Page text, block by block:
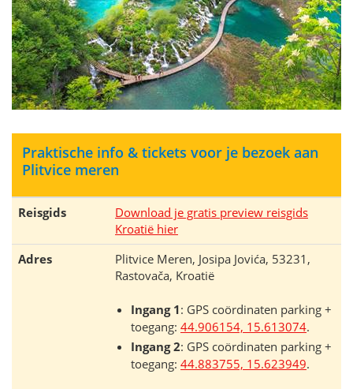
Praktische info & tickets voor je bezoek aan
Plitvice meren
Reisgids
Download je gratis preview reisgids
Kroatië hier
Adres
Plitvice Meren, Josipa Jovića, 53231,
Rastovača, Kroatië
Ingang 1: GPS coördinaten parking +
toegang: 44.906154, 15.613074.
Ingang 2: GPS coördinaten parking +
toegang: 44.883755, 15.623949.